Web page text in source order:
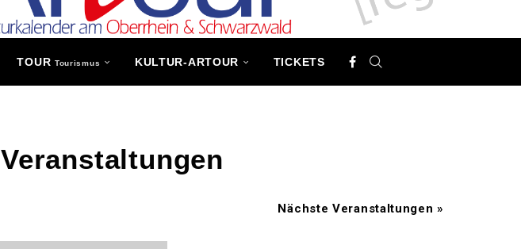
TOUR Tourismus KULTUR-ARTOUR TICKETS
Veranstaltungen
Nächste Veranstaltungen»